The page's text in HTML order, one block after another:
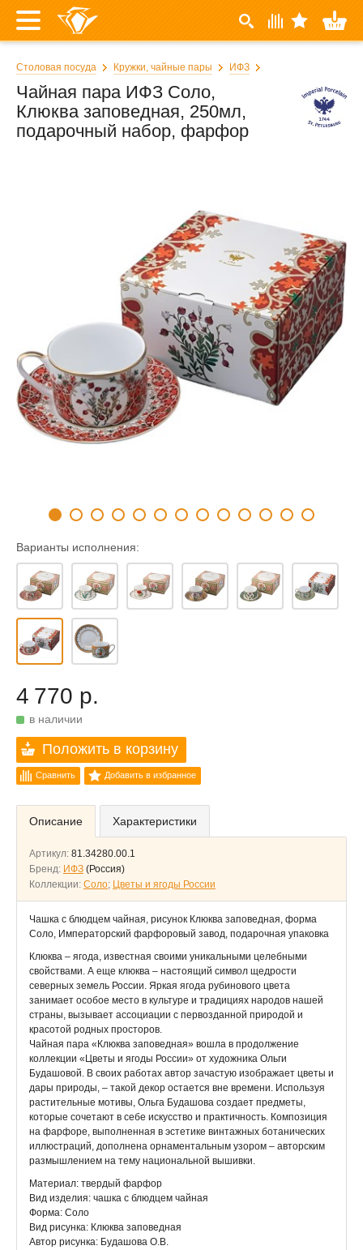
Столовая посуда Кружки, чайные пары ИФЗ
Чайная пара ИФЗ Соло,
Клюква заповедная, 250мл,
подарочный набор, фарфор
Варианты исполнения:
4 770 р.
в наличии
Положить в корзину
Сравнить Добавить в избранное
Описание Характеристики
Артикул: 81.34280.00.1
Бренд: ИФЗ (Россия)
Коллекции: Соло; Цветы и ягоды России
Чашка с блюдцем чайная, рисунок Клюква заповедная, форма
Соло, Императорский фарфоровый завод, подарочная упаковка
Клюква – ягода, известная своими уникальными целебными
свойствами. А еще клюква – настоящий символ щедрости
северных земель России. Яркая ягода рубинового цвета
занимает особое место в культуре и традициях народов нашей
страны, вызывает ассоциации с первозданной природой и
красотой родных просторов.
Чайная пара «Клюква заповедная» вошла в продолжение
коллекции «Цветы и ягоды России» от художника Ольги
Будашовой. В своих работах автор зачастую изображает цветы и
дары природы, – такой декор остается вне времени. Используя
растительные мотивы, Ольга Будашова создает предметы,
которые сочетают в себе искусство и практичность. Композиция
на фарфоре, выполненная в эстетике винтажных ботанических
иллюстраций, дополнена орнаментальным узором – авторским
размышлением на тему национальной вышивки.
Материал: твердый фарфор
Вид изделия: чашка с блюдцем чайная
Форма: Соло
Вид рисунка: Клюква заповедная
Автор рисунка: Будашова О.В.